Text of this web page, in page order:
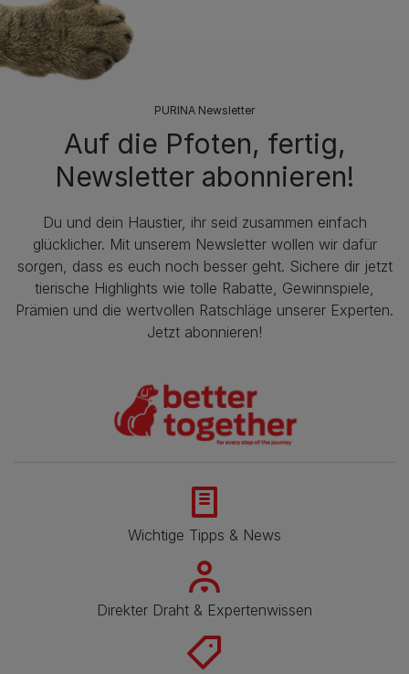
PURINA Newsletter
Auf die Pfoten, fertig,
Newsletter abonnieren!
Du und dein Haustier, ihr seid zusammen einfach
glücklicher. Mit unserem Newsletter wollen wir dafür
sorgen, dass es euch noch besser geht. Sichere dir jetzt
tierische Highlights wie tolle Rabatte, Gewinnspiele,
Prämien und die wertvollen Ratschläge unserer Experten.
Jetzt abonnieren!
Wichtige Tipps & News
Direkter Draht & Expertenwissen